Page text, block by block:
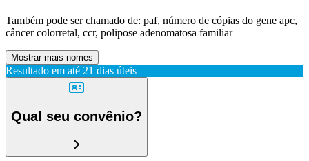
Também pode ser chamado de: paf, número de cópias do gene apc,
câncer colorretal, ccr, polipose adenomatosa familiar
Mostrar mais nomes
Resultado em até 21 dias úteis
Qual seu convênio?